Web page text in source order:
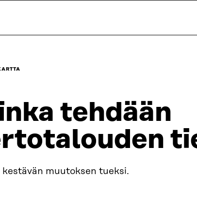
tehdään
kestävän muutoksen tueksi.